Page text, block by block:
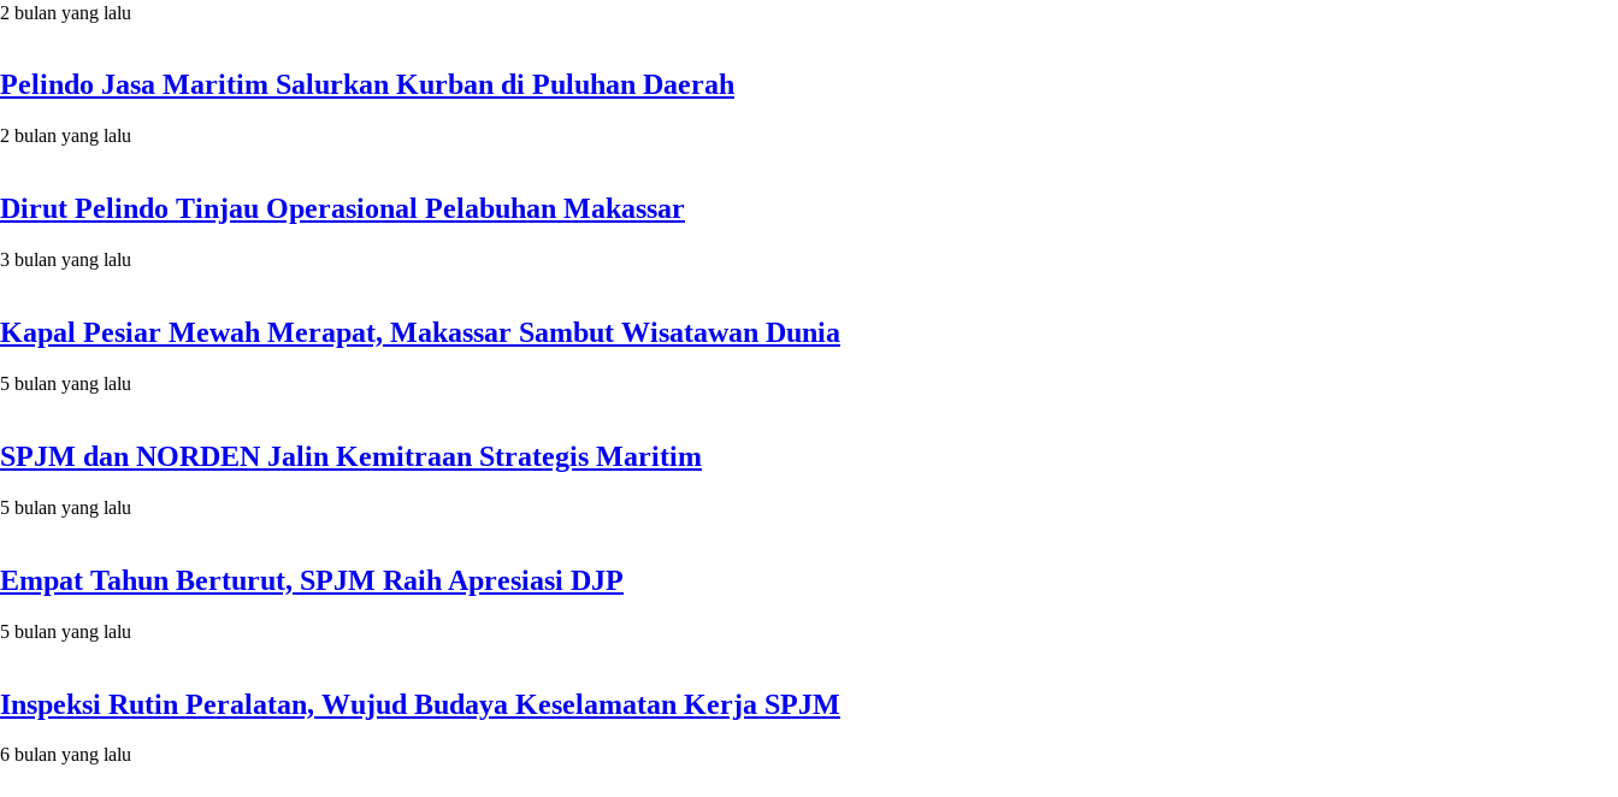
2 bulan yang lalu
Pelindo Jasa Maritim Salurkan Kurban di Puluhan Daerah
2 bulan yang lalu
Dirut Pelindo Tinjau Operasional Pelabuhan Makassar
3 bulan yang lalu
Kapal Pesiar Mewah Merapat, Makassar Sambut Wisatawan Dunia
5 bulan yang lalu
SPJM dan NORDEN Jalin Kemitraan Strategis Maritim
5 bulan yang lalu
Empat Tahun Berturut, SPJM Raih Apresiasi DJP
5 bulan yang lalu
Inspeksi Rutin Peralatan, Wujud Budaya Keselamatan Kerja SPJM
6 bulan yang lalu